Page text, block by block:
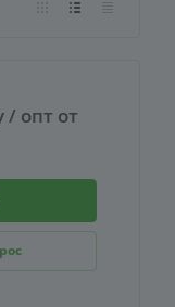
/ опт от